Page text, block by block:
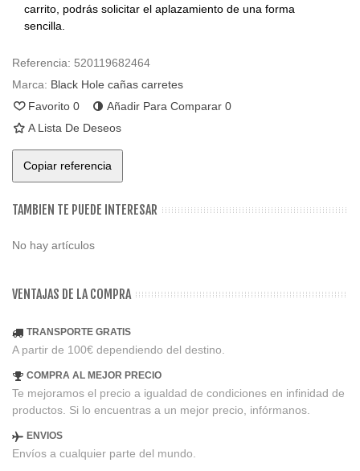
carrito, podrás solicitar el aplazamiento de una forma
sencilla.
Referencia: 520119682464
Marca: Black Hole cañas carretes
Favorito 0 Añadir Para Comparar 0
A Lista De Deseos
Copiar referencia
TAMBIEN TE PUEDE INTERESAR
No hay artículos
VENTAJAS DE LA COMPRA
TRANSPORTE GRATIS
A partir de 100€ dependiendo del destino.
COMPRA AL MEJOR PRECIO
Te mejoramos el precio a igualdad de condiciones en infinidad de
productos. Si lo encuentras a un mejor precio, infórmanos.
ENVIOS
Envíos a cualquier parte del mundo.